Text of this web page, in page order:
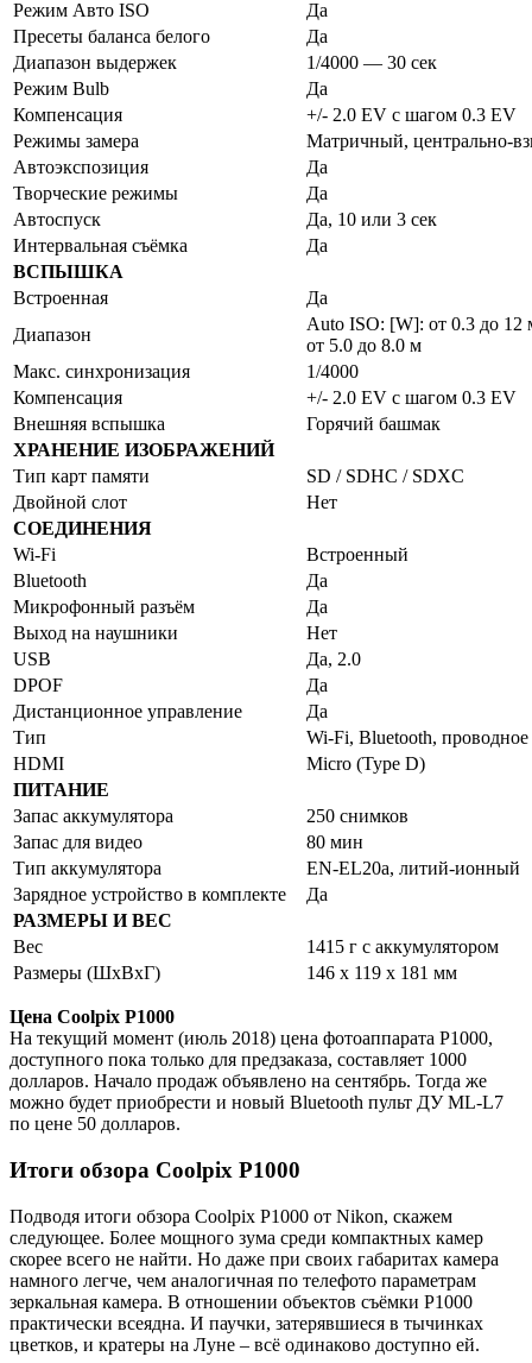
Режим Авто ISO
Да
Пресеты баланса белого
Да
Диапазон выдержек
1/4000 — 30 сек
Режим Bulb
Да
Компенсация
+/- 2.0 EV с шагом 0.3 EV
Режимы замера
Матричный, центрально-
Автоэкспозиция
Да
Творческие режимы
Да
Автоспуск
Да, 10 или 3 сек
Интервальная съёмка
Да
ВСПЫШКА
Встроенная
Да
Диапазон
Auto ISO: [W]: от 0.3 до
от 5.0 до 8.0 м
Макс. синхронизация
1/4000
Компенсация
+/- 2.0 EV с шагом 0.3 EV
Внешняя вспышка
Горячий башмак
ХРАНЕНИЕ ИЗОБРАЖЕНИЙ
Тип карт памяти
SD / SDHC / SDXC
Двойной слот
Нет
СОЕДИНЕНИЯ
Wi-Fi
Встроенный
Bluetooth
Да
Микрофонный разъём
Да
Выход на наушники
Нет
USB
Да, 2.0
DPOF
Да
Дистанционное управление
Да
Тип
Wi-Fi, Bluetooth, проводное
HDMI
Micro (Type D)
ПИТАНИЕ
Запас аккумулятора
250 снимков
Запас для видео
80 мин
Тип аккумулятора
EN-EL20a, литий-ионный
Зарядное устройство в комплекте
Да
РАЗМЕРЫ И ВЕС
Вес
1415 г с аккумулятором
Размеры (ШхВхГ)
146 x 119 x 181 мм
Цена Coolpix P1000
На текущий момент (июль 2018) цена фотоаппарата P1000,
доступного пока только для предзаказа, составляет 1000
долларов. Начало продаж объявлено на сентябрь. Тогда же
можно будет приобрести и новый Bluetooth пульт ДУ ML-L7
по цене 50 долларов.
Итоги обзора Coolpix P1000
Подводя итоги обзора Coolpix P1000 от Nikon, скажем
следующее. Более мощного зума среди компактных камер
скорее всего не найти. Но даже при своих габаритах камера
намного легче, чем аналогичная по телефото параметрам
зеркальная камера. В отношении объектов съёмки P1000
практически всеядна. И паучки, затерявшиеся в тычинках
цветков, и кратеры на Луне – всё одинаково доступно ей.